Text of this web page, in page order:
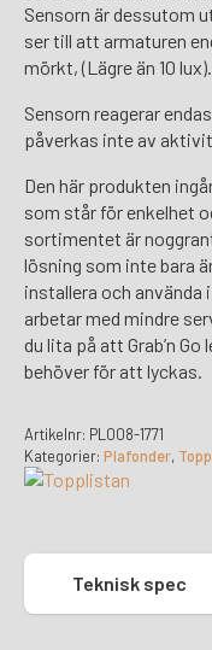
Sensorn är dessutom
ser till att armaturen
mörkt, (Lägre än 10 lux).
Sensorn reagerar
påverkas inte av
Den här produkten
som står för enkelhet
sortimentet är
lösning som inte bara
installera och använda
arbetar med mindre
du lita på att Grab’n
behöver för att lyckas.
Artikelnr: PL008-1771
Kategorier: Plafonder,
Teknisk spec